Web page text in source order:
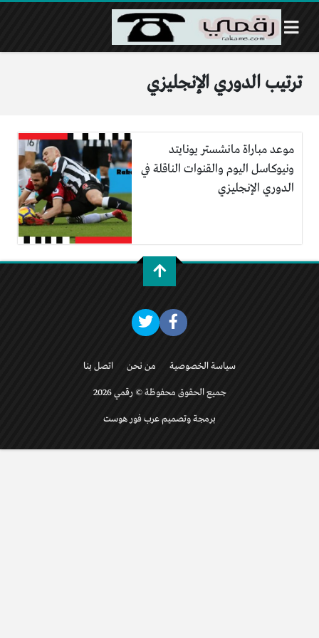
ترتيب الدوري الإنجليزي
موعد مباراة مانشستر يونايتد
ونيوكاسل اليوم والقنوات الناقلة في
الدوري الإنجليزي
سياسة الخصوصية من نحن اتصل بنا
جميع الحقوق محفوظة © رقمي 2026
برمجة وتصميم عرب فور هوست